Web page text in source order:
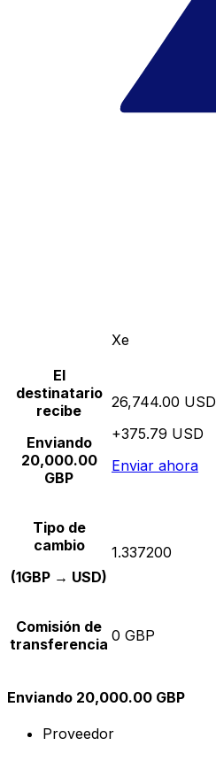
Xe
El
destinatario
recibe
Enviando
20,000.00
GBP
26,744.00 USD
+375.79 USD
Enviar ahora
Tipo de
cambio
(1GBP → USD)
1.337200
Comisión de
transferencia 0 GBP
Enviando 20,000.00 GBP
Proveedor